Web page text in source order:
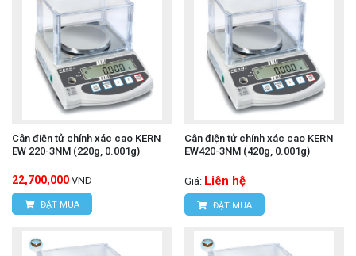
Cân điện tử chính xác cao KERN
EW 220-3NM (220g, 0.001g)
22,700,000 VND
ĐẶT MUA
Cân điện tử chính xác cao KERN
EW420-3NM (420g, 0.001g)
Giá: Liên hệ
ĐẶT MUA